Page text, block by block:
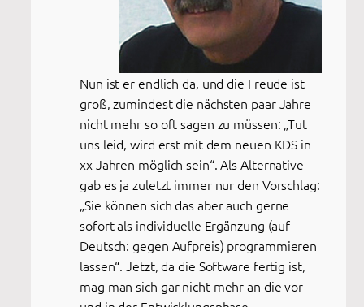
Nun ist er endlich da, und die Freude ist
groß, zumindest die nächsten paar Jahre
nicht mehr so oft sagen zu müssen: „Tut
uns leid, wird erst mit dem neuen KDS in
xx Jahren möglich sein“. Als Alternative
gab es ja zuletzt immer nur den Vorschlag:
„Sie können sich das aber auch gerne
sofort als individuelle Ergänzung (auf
Deutsch: gegen Aufpreis) programmieren
lassen“. Jetzt, da die Software fertig ist,
mag man sich gar nicht mehr an die vor